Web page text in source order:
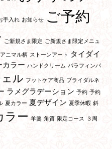
手入れ お知らせ ご予約
ご新規さま限定 ご新規さま限定メニュ
アニマル柄 ストーンアート
タイダイ
カラー ハンドクリーム パラフィンパ
ル フットケア商品 ブライダルネ
ラメグラデーション 予約 予約
夏カラー 夏デザイン 夏季休暇 斜
ラー 羊羹 角質 限定コース
３周